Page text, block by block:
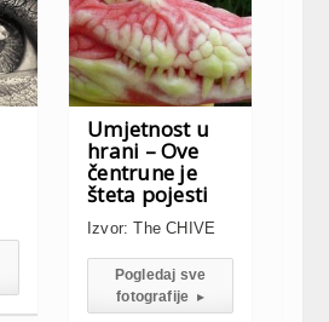
Umjetnost u
hrani – Ove
čentrune je
šteta pojesti
Izvor: The CHIVE
Pogledaj sve
fotografije ▸